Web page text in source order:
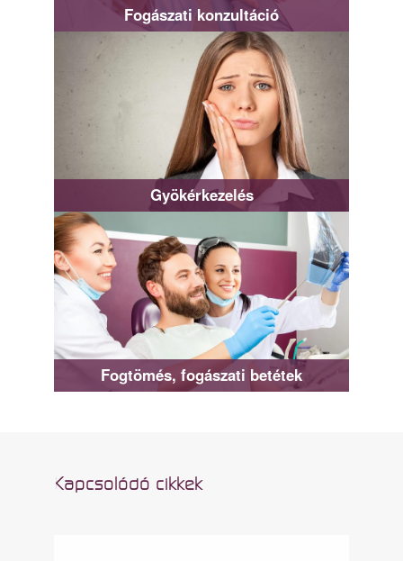
Fogászati konzultáció
Gyökérkezelés
Fogtömés, fogászati betétek
Kapcsolódó cikkek